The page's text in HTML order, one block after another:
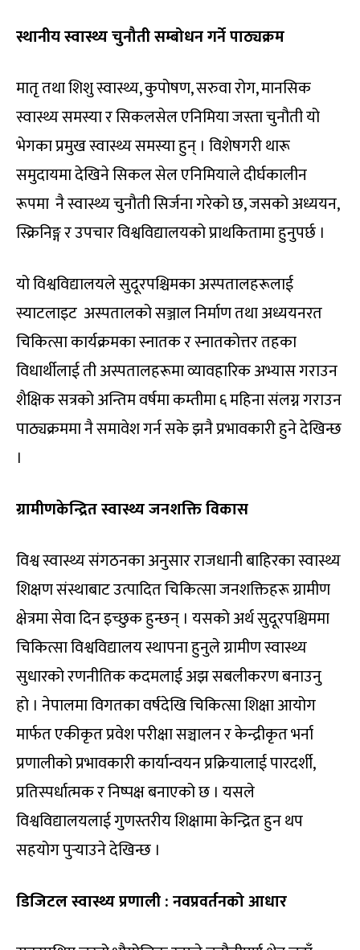
स्थानीय स्वास्थ्य चुनौती सम्बोधन गर्ने पाठ्यक्रम
मातृ तथा शिशु स्वास्थ्य, कुपोषण, सरुवा रोग, मानसिक
स्वास्थ्य समस्या र सिकलसेल एनिमिया जस्ता चुनौती यो
भेगका प्रमुख स्वास्थ्य समस्या हुन् । विशेषगरी थारू
समुदायमा देखिने सिकल सेल एनिमियाले दीर्घकालीन
रूपमा नै स्वास्थ्य चुनौती सिर्जना गरेको छ, जसको अध्ययन,
स्क्रिनिङ्ग र उपचार विश्वविद्यालयको प्राथकितामा हुनुपर्छ ।
यो विश्वविद्यालयले सुदूरपश्चिमका अस्पतालहरूलाई
स्याटलाइट अस्पतालको सञ्जाल निर्माण तथा अध्ययनरत
चिकित्सा कार्यक्रमका स्नातक र स्नातकोत्तर तहका
विधार्थीलाई ती अस्पतालहरूमा व्यावहारिक अभ्यास गराउन
शैक्षिक सत्रको अन्तिम वर्षमा कम्तीमा ६ महिना संलग्न गराउन
पाठ्यक्रममा नै समावेश गर्न सके झनै प्रभावकारी हुने देखिन्छ
।
ग्रामीणकेन्द्रित स्वास्थ्य जनशक्ति विकास
विश्व स्वास्थ्य संगठनका अनुसार राजधानी बाहिरका स्वास्थ्य
शिक्षण संस्थाबाट उत्पादित चिकित्सा जनशक्तिहरू ग्रामीण
क्षेत्रमा सेवा दिन इच्छुक हुन्छन् । यसको अर्थ सुदूरपश्चिममा
चिकित्सा विश्वविद्यालय स्थापना हुनुले ग्रामीण स्वास्थ्य
सुधारको रणनीतिक कदमलाई अझ सबलीकरण बनाउनु
हो । नेपालमा विगतका वर्षदेखि चिकित्सा शिक्षा आयोग
मार्फत एकीकृत प्रवेश परीक्षा सञ्चालन र केन्द्रीकृत भर्ना
प्रणालीको प्रभावकारी कार्यान्वयन प्रक्रियालाई पारदर्शी,
प्रतिस्पर्धात्मक र निष्पक्ष बनाएको छ । यसले
विश्वविद्यालयलाई गुणस्तरीय शिक्षामा केन्द्रित हुन थप
सहयोग पुर्‍याउने देखिन्छ ।
डिजिटल स्वास्थ्य प्रणाली : नवप्रवर्तनको आधार